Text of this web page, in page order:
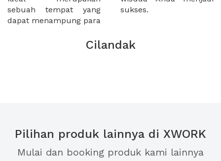
sebuah tempat yang
dapat menampung para
sukses.
Cilandak
Pilihan produk lainnya di XWORK
Mulai dan booking produk kami lainnya